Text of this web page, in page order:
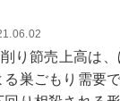
り節売上高は
巣ごもり需要